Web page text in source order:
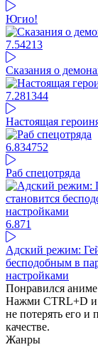
Югио!
7.54213
Сказания о
7.281344
Настоящая
6.834752
Раб спецотряда
6.871
Адский режим:
бесподобным в
настройками
Понравился аниме
Нажми CTRL+D и
не потерять его и
качестве.
Жанры